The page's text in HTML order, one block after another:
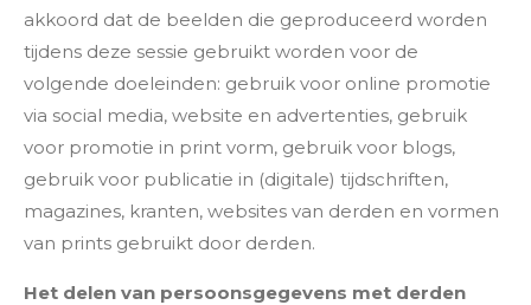
akkoord dat de beelden die geproduceerd worden
tijdens deze sessie gebruikt worden voor de
volgende doeleinden: gebruik voor online promotie
via social media, website en advertenties, gebruik
voor promotie in print vorm, gebruik voor blogs,
gebruik voor publicatie in (digitale) tijdschriften,
magazines, kranten, websites van derden en vormen
van prints gebruikt door derden.
Het delen van persoonsgegevens met derden